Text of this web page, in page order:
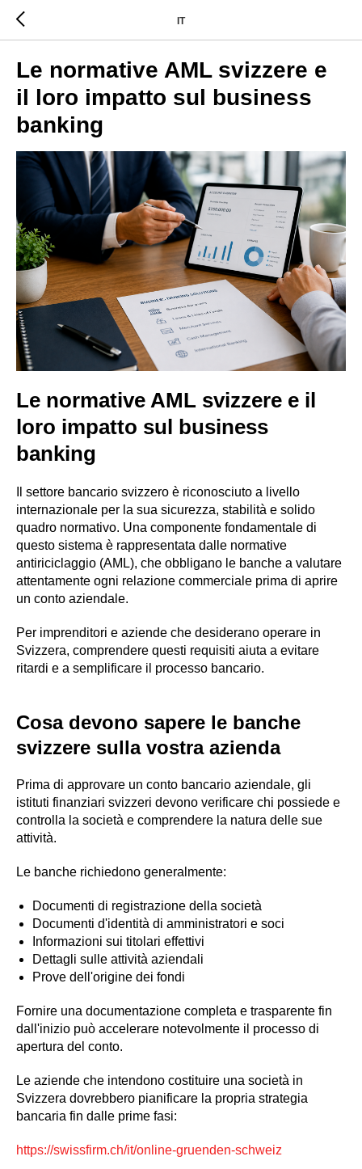
IT
Le normative AML svizzere e
il loro impatto sul business
banking
Le normative AML svizzere e il
loro impatto sul business
banking
Il settore bancario svizzero è riconosciuto a livello
internazionale per la sua sicurezza, stabilità e solido
quadro normativo. Una componente fondamentale di
questo sistema è rappresentata dalle normative
antiriciclaggio (AML), che obbligano le banche a valutare
attentamente ogni relazione commerciale prima di aprire
un conto aziendale.
Per imprenditori e aziende che desiderano operare in
Svizzera, comprendere questi requisiti aiuta a evitare
ritardi e a semplificare il processo bancario.
Cosa devono sapere le banche
svizzere sulla vostra azienda
Prima di approvare un conto bancario aziendale, gli
istituti finanziari svizzeri devono verificare chi possiede e
controlla la società e comprendere la natura delle sue
attività.
Le banche richiedono generalmente:
Documenti di registrazione della società
Documenti d'identità di amministratori e soci
Informazioni sui titolari effettivi
Dettagli sulle attività aziendali
Prove dell'origine dei fondi
Fornire una documentazione completa e trasparente fin
dall'inizio può accelerare notevolmente il processo di
apertura del conto.
Le aziende che intendono costituire una società in
Svizzera dovrebbero pianificare la propria strategia
bancaria fin dalle prime fasi:
https://swissfirm.ch/it/online-gruenden-schweiz